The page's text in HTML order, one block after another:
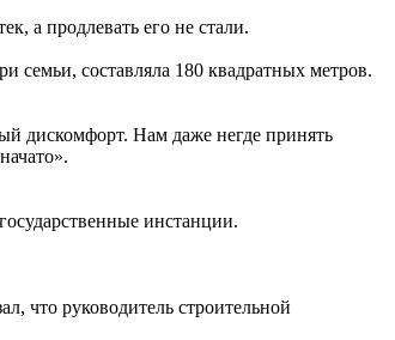
а продлевать его не стали.
составляла 180 квадратных метров.
дискомфорт. Нам даже негде принять
инстанции.
что руководитель строительной